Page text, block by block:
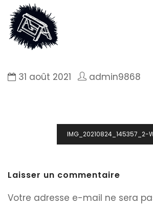
31 août 2021 admin9868
NavigationIMG_20210824_145357_2-
Laisser un commentaire
Votre adresse e-mail ne sera